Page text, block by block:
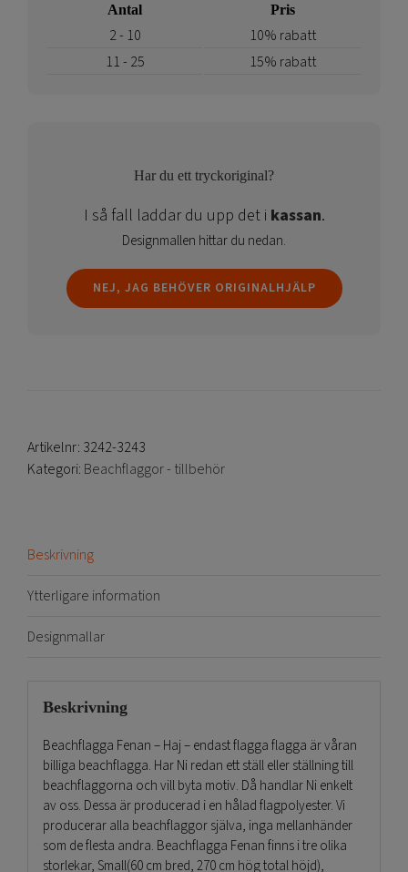
Antal Pris
2 - 10
10% rabatt
11 - 25
15% rabatt
Har du ett tryckoriginal?
I så fall laddar du upp det i kassan.
Designmallen hittar du nedan.
NEJ, JAG BEHÖVER ORIGINALHJÄLP
Artikelnr: 3242-3243
Kategori: Beachflaggor - tillbehör
Beskrivning
Ytterligare information
Designmallar
Beskrivning
Beachflagga Fenan – Haj – endast flagga flagga är våran
billiga beachflagga. Har Ni redan ett ställ eller ställning till
beachflaggorna och vill byta motiv. Då handlar Ni enkelt
av oss. Dessa är producerad i en hålad flagpolyester. Vi
producerar alla beachflaggor själva, inga mellanhänder
som de flesta andra. Beachflagga Fenan finns i tre olika
storlekar, Small(60 cm bred, 270 cm hög total höjd),